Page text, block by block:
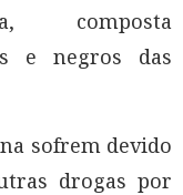
composta
e negros das
sofrem devido
drogas por